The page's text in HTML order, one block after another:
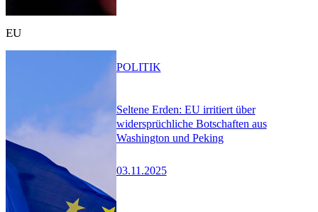
EU
Seltene Erden: EU irritiert über
widersprüchliche Botschaften aus
Washington und Peking
03.11.2025
POLITIK